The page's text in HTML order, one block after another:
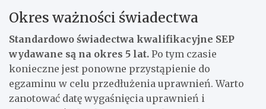
Okres ważności świadectwa
Standardowo świadectwa kwalifikacyjne SEP
wydawane są na okres 5 lat. Po tym czasie
konieczne jest ponowne przystąpienie do
egzaminu w celu przedłużenia uprawnień. Warto
zanotować datę wygaśnięcia uprawnień i